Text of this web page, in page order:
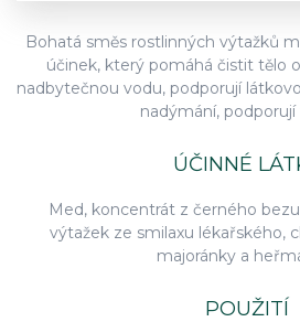
Bohatá směs rostlinných výtažků
účinek, který pomáhá čistit tělo
nadbytečnou vodu, podporují
nadýmání, podporují
ÚČINNÉ
Med, koncentrát z černého
výtažek ze smilaxu lékařského,
majoránky a
POUŽITÍ